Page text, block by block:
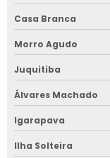
Casa Branca
Morro Agudo
Juquitiba
Álvares Machado
Igarapava
Ilha Solteira